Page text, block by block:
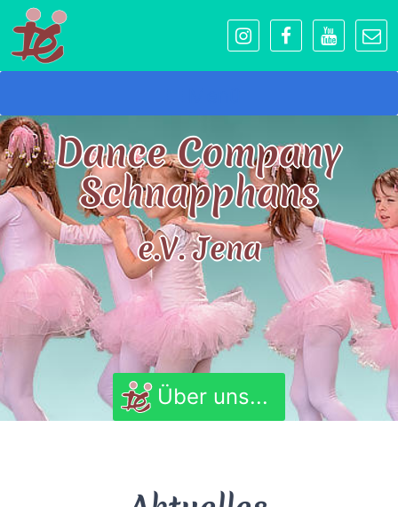
Dance Company
Schnapphans
e.V. Jena
Über uns...